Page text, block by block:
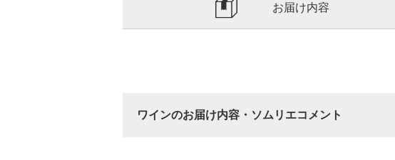
お届け内容
ワインのお届け内容・ソムリエコメント